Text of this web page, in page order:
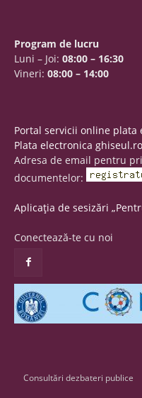
Program de lucru
Luni – Joi: 08:00 – 16:30
Vineri: 08:00 – 14:00
Portal servicii online plata
Plata electronica ghiseul.ro
Adresa de email pentru
documentelor:
Aplicația de sesizări
Conectează-te cu noi
Consultări dezbateri publice